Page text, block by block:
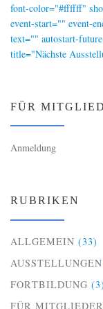
font-color="#ffffff"
event-start="" event-
text="" autostart-
title="Nächste
FÜR
Anmeldung
RUBRIKEN
ALLGEMEIN (33)
AUSSTELLUNGEN
FORTBILDUNG (3)
FÜR MITGLIEDER